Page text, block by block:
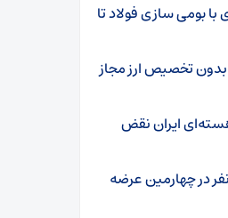
دلاری با بومی سازی فولاد تا
بدون تخصیص ارز مجاز
ایران نقض
در چهارمین عرضه